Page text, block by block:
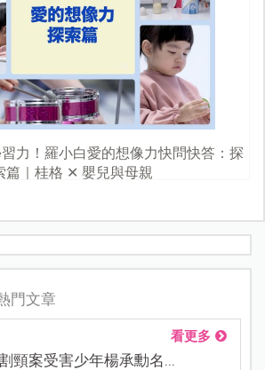
力！羅小白愛的想像力快問快答：探
篇｜桂格 ✕ 嬰兒與母親
門文章
看更多
頸案受害少年楊承勳名...